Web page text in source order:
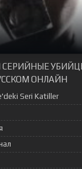
СЕРИЙНЫЕ
ОНЛАЙН
Seri Katiller